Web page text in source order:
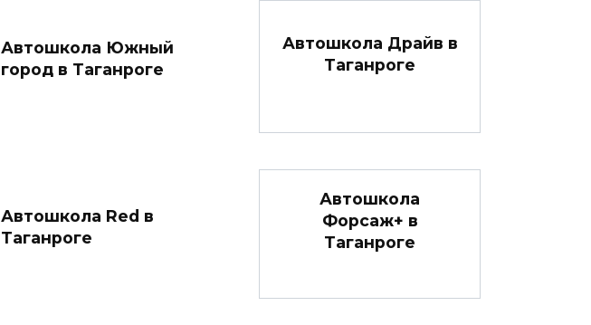
Автошкола Южный
город в Таганроге
Автошкола Драйв в
Таганроге
Автошкола Red в
Таганроге
Автошкола
Форсаж+ в
Таганроге